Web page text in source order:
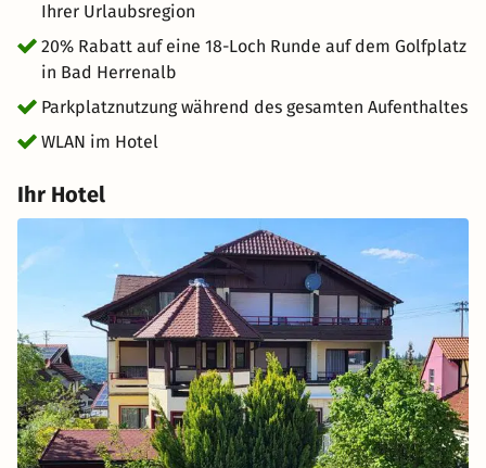
Ihrer Urlaubsregion
20% Rabatt auf eine 18-Loch Runde auf dem Golfplatz
in Bad Herrenalb
Parkplatznutzung während des gesamten Aufenthaltes
WLAN im Hotel
Ihr Hotel